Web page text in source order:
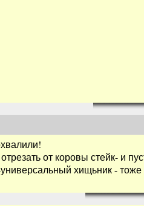
от коровы стейк- и
универсальный хищьник -